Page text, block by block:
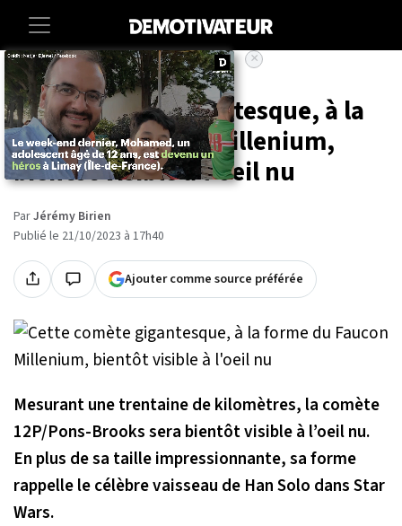
Accueil Societe Sciences
Cette comète gigantesque, à la
forme du Faucon Millenium,
bientôt visible à l'oeil nu
ParJérémy Birien
Publié le 21/10/2023 à 17h40
Ajouter comme source préférée
Mesurant une trentaine de kilomètres, la comète
12P/Pons-Brooks sera bientôt visible à l’oeil nu.
En plus de sa taille impressionnante, sa forme
rappelle le célèbre vaisseau de Han Solo dans Star
Wars.
×